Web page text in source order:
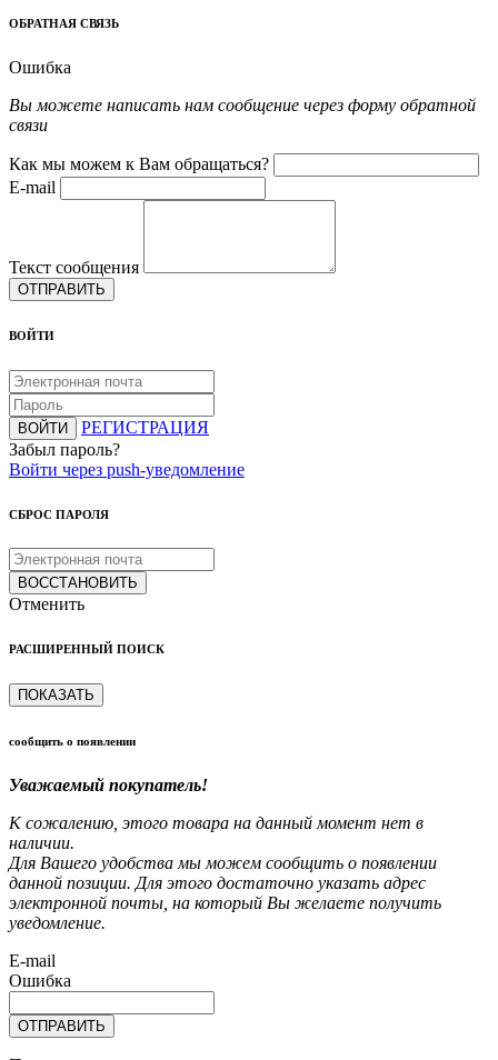
ОБРАТНАЯ СВЯЗЬ
Ошибка
Вы можете написать нам сообщение через форму обратной
связи
Как мы можем к Вам обращаться?
E-mail
Текст сообщения
ОТПРАВИТЬ
ВОЙТИ
ВОЙТИ
РЕГИСТРАЦИЯ
Забыл пароль?
Войти через push-уведомление
СБРОС ПАРОЛЯ
ВОССТАНОВИТЬ
Отменить
РАСШИРЕННЫЙ ПОИСК
ПОКАЗАТЬ
сообщить о появлении
Уважаемый покупатель!
К сожалению, этого товара на данный момент нет в
наличии.
Для Вашего удобства мы можем сообщить о появлении
данной позиции. Для этого достаточно указать адрес
электронной почты, на который Вы желаете получить
уведомление.
E-mail
Ошибка
ОТПРАВИТЬ